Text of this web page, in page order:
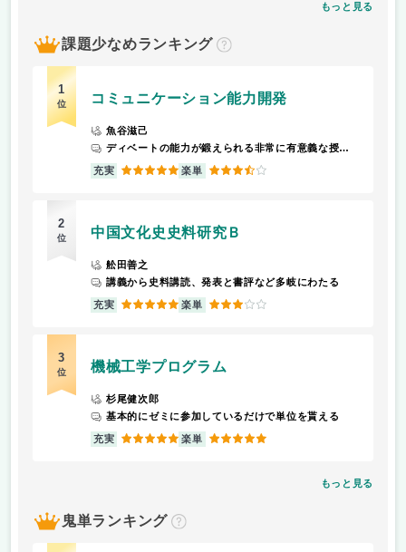
もっと見る
課題少なめランキング
？
1
位 コミュニケーション能力開発
魚谷滋己
ディベートの能力が鍛えられる非常に有意義な授業でした。課題などはほぼありませんが、毎回授業でディベートがありその前準備をする必要があります。
充実 5 楽単 3.5
2
位 中国文化史史料研究Ｂ
舩田善之
講義から史料講読、発表と書評など多岐にわたる
充実 5 楽単 3
3
位 機械工学プログラム
杉尾健次郎
基本的にゼミに参加しているだけで単位を貰える
充実 5 楽単 5
もっと見る
鬼単ランキング
？